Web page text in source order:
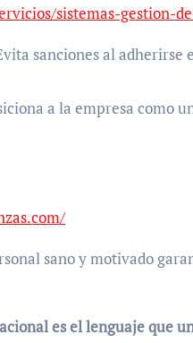
sistemas-gestion-
sanciones al adherirse
a la empresa como
sano y motivado
es el lenguaje que